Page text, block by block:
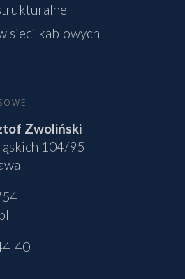
sieci kablowych
Zwoliński
104/95
40